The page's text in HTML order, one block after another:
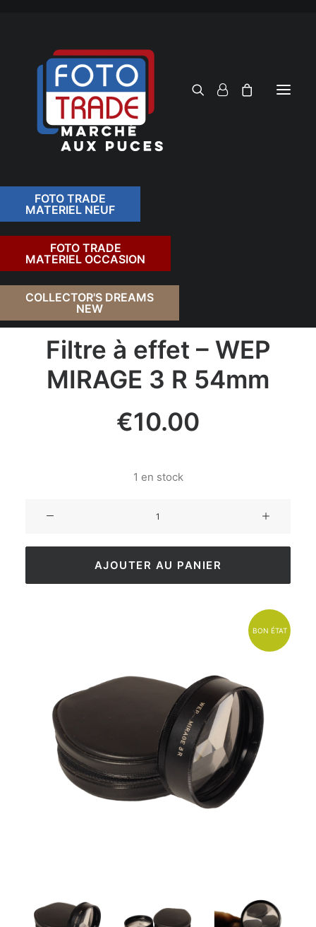
FOTO TRADE
MATERIEL NEUF
FOTO TRADE
MATERIEL OCCASION
COLLECTOR'S DREAMS
NEW
RETOUR
Filtre à effet – WEP
MIRAGE 3 R 54mm
€10.00
1 en stock
AJOUTER AU PANIER
BON ÉTAT